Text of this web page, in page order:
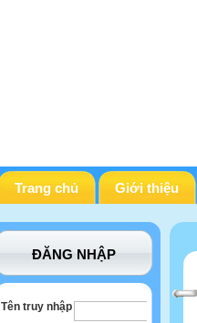
Trang chủ Giới thiệu
ĐĂNG NHẬP
Tên truy nhập